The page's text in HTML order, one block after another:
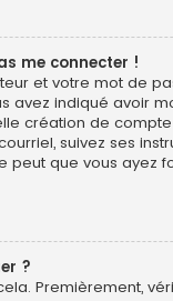
me connecter !
et votre mot de
avez indiqué avoir
création de
suivez ses
peut que vous
?
Premièrement,